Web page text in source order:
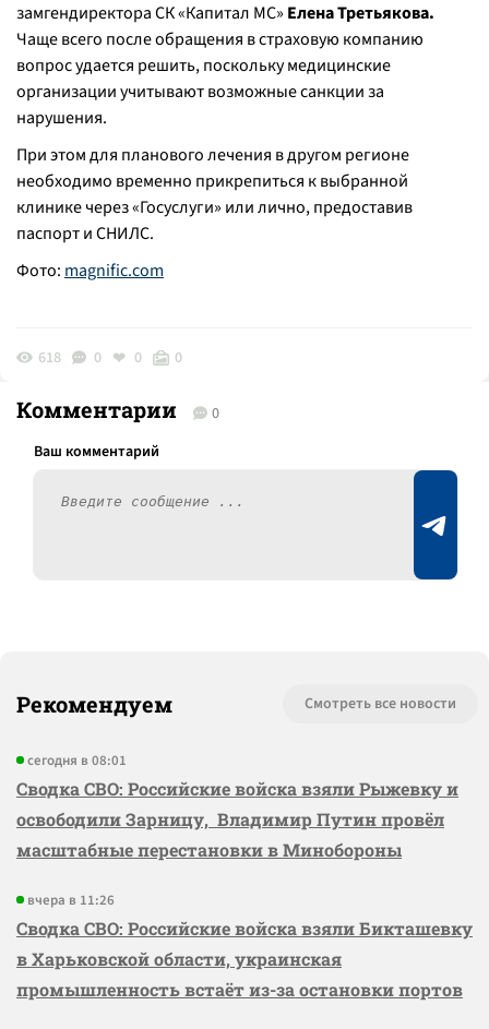
замгендиректора СК «Капитал МС» Елена Третьякова.
Чаще всего после обращения в страховую компанию
вопрос удается решить, поскольку медицинские
организации учитывают возможные санкции за
нарушения.
При этом для планового лечения в другом регионе
необходимо временно прикрепиться к выбранной
клинике через «Госуслуги» или лично, предоставив
паспорт и СНИЛС.
Фото: magnific.com
618 0 0 0
Комментарии 0
Рекомендуем Смотреть все новости
сегодня в 08:01
Сводка СВО: Российские войска взяли Рыжевку и
освободили Зарницу, Владимир Путин провёл
масштабные перестановки в Минобороны
вчера в 11:26
Сводка СВО: Российские войска взяли Бикташевку
в Харьковской области, украинская
промышленность встаёт из-за остановки портов